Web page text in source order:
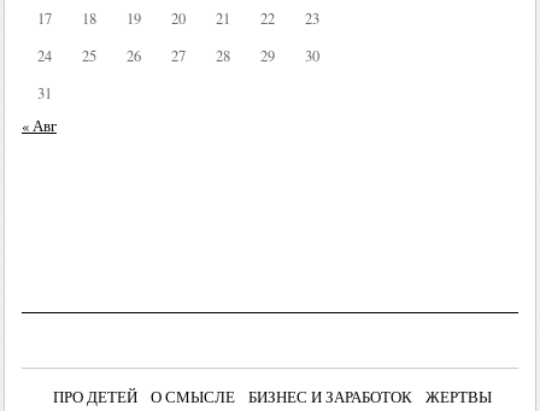
17
18 19 20 21 22
23
24
25 26 27 28 29
30
31
« Авг
ПРО ДЕТЕЙ О СМЫСЛЕ БИЗНЕС И ЗАРАБОТОК ЖЕРТВЫ